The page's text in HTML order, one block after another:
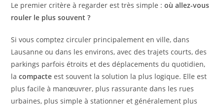
Le premier critère à regarder est très simple :où allez-vous
rouler le plus souvent ?
Si vous comptez circuler principalement en ville, dans
Lausanne ou dans les environs, avec des trajets courts, des
parkings parfois étroits et des déplacements du quotidien,
lacompacte est souvent la solution la plus logique. Elle est
plus facile à manœuvrer, plus rassurante dans les rues
urbaines, plus simple à stationner et généralement plus